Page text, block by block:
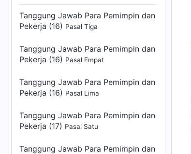
Tanggung Jawab Para Pemimpin dan
Pekerja (16) Pasal Tiga
Tanggung Jawab Para Pemimpin dan
Pekerja (16) Pasal Empat
Tanggung Jawab Para Pemimpin dan
Pekerja (16) Pasal Lima
Tanggung Jawab Para Pemimpin dan
Pekerja (17) Pasal Satu
Tanggung Jawab Para Pemimpin dan